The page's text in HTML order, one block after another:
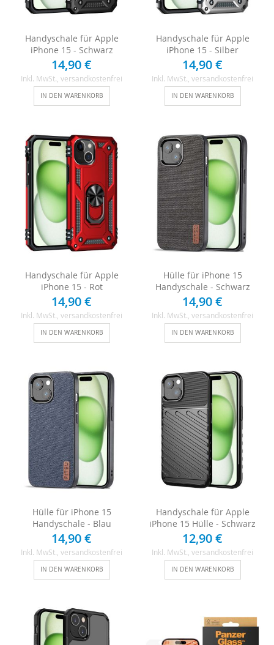
Handyschale für Apple
iPhone 15 - Schwarz
14,90 €
Inkl. MwSt. , versandkostenfrei
IN DEN WARENKORB
Handyschale für Apple
iPhone 15 - Silber
14,90 €
Inkl. MwSt. , versandkostenfrei
IN DEN WARENKORB
Handyschale für Apple
iPhone 15 - Rot
14,90 €
Inkl. MwSt. , versandkostenfrei
IN DEN WARENKORB
Hülle für iPhone 15
Handyschale - Schwarz
14,90 €
Inkl. MwSt. , versandkostenfrei
IN DEN WARENKORB
Hülle für iPhone 15
Handyschale - Blau
14,90 €
Inkl. MwSt., versandkostenfrei
IN DEN WARENKORB
Handyschale für Apple
iPhone 15 Hülle - Schwarz
12,90 €
Inkl. MwSt., versandkostenfrei
IN DEN WARENKORB